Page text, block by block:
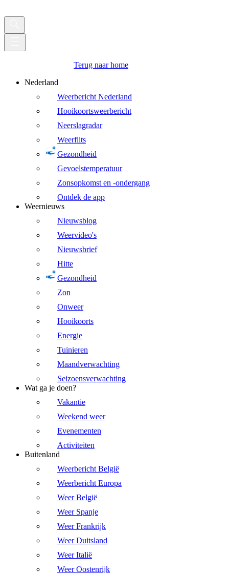
Terug naar home
Nederland
Weerbericht Nederland
Hooikoortsweerbericht
Neerslagradar
Weerflits
Gezondheid
Gevoelstemperatuur
Zonsopkomst en -ondergang
Ontdek de app
Weernieuws
Nieuwsblog
Weervideo's
Nieuwsbrief
Hitte
Gezondheid
Zon
Onweer
Hooikoorts
Energie
Tuinieren
Maandverwachting
Seizoensverwachting
Wat ga je doen?
Vakantie
Weekend weer
Evenementen
Activiteiten
Buitenland
Weerbericht België
Weerbericht Europa
Weer België
Weer Spanje
Weer Frankrijk
Weer Duitsland
Weer Italië
Weer Oostenrijk